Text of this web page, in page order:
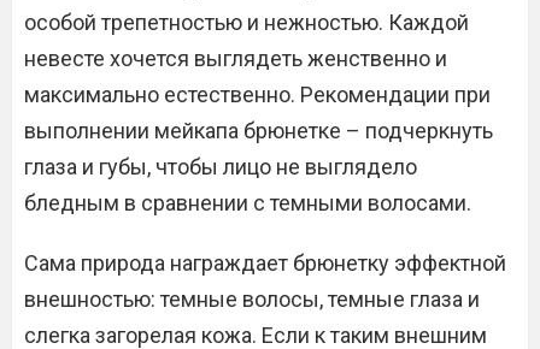
особой трепетностью и нежностью. Каждой
невесте хочется выглядеть женственно и
максимально естественно. Рекомендации при
выполнении мейкапа брюнетке – подчеркнуть
глаза и губы, чтобы лицо не выглядело
бледным в сравнении с темными волосами.
Сама природа награждает брюнетку эффектной
внешностью: темные волосы, темные глаза и
слегка загорелая кожа. Если к таким внешним